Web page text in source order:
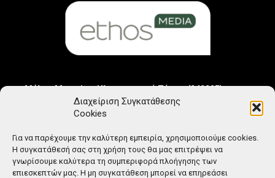
Διαχείριση Συγκατάθεσης
Cookies
Για να παρέχουμε την καλύτερη εμπειρία, χρησιμοποιούμε cookies.
Η συγκατάθεσή σας στη χρήση τους θα μας επιτρέψει να
γνωρίσουμε καλύτερα τη συμπεριφορά πλοήγησης των
επιεσκεπτών μας. Η μη συγκατάθεση μπορεί να επηρεάσει
Μέλος Μητρώου Ηλεκτρονικού Τύπου (242225)